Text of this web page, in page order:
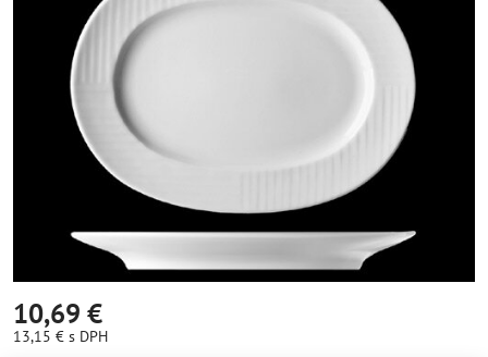
10,69 €
13,15 € s DPH